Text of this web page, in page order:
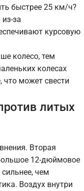
быстрее 25 км/ч?
за
курсовую
колесо, тем
колесах
может свести
литых
Вторая
12-дюймовое
чем
Воздух внутри